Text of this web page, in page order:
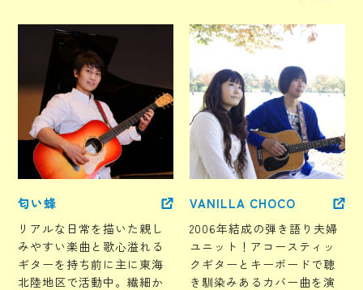
匂い蜂
リアルな日常を描いた親し
みやすい楽曲と歌心溢れる
ギターを持ち前に主に東海
北陸地区で活動中。繊細か
VANILLA CHOCO
2006年結成の弾き語り夫婦
ユニット！アコースティッ
クギターとキーボードで聴
き馴染みあるカバー曲を演